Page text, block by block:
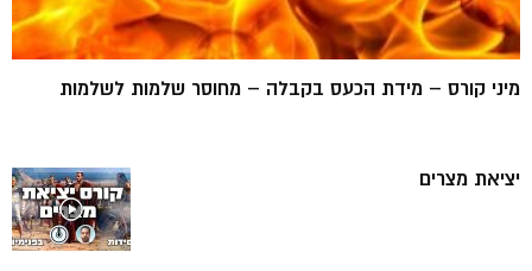
מיני קורס – מידת הכעס בקבלה – מחוסר שלמות לשלמות
יציאת מצרים